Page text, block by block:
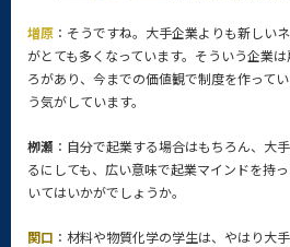
増原 ：そうですね。大手企業よりも新しい
がとても多くなっています。そういう企業
ろがあり、今までの価値観で制度を作って
う気がしています。
栁瀬 ：自分で起業する場合はもちろん、大
るにしても、広い意味で起業マインドを持
いてはいかがでしょうか。
関口 ：材料や物質化学の学生は、やはり大